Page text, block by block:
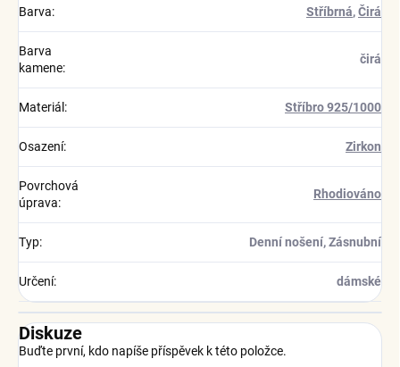
Barva: Stříbrná,Čirá
Barva
kamene:
čirá
Materiál : Stříbro 925/1000
Osazení: Zirkon
Povrchová
úprava:
Rhodiováno
Typ: Denní nošení, Zásnubní
Určení: dámské
Diskuze
Buďte první, kdo napíše příspěvek k této položce.